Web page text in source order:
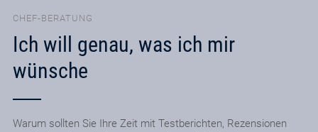
CHEF-BERATUNG
Ich will genau, was ich mir
wünsche
Warum sollten Sie Ihre Zeit mit Testberichten, Rezensionen